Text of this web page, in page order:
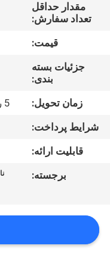
تور
کارخانه
کیفیت
اخبار
مقدار حداقل
تعداد سفارش:
قیمت:
جزئیات بسته
بندی:
زمان تحویل:
5 روز کاری پس از دریافت پرداخت شما
شرایط پرداخت:
قابلیت ارائه:
برجسته: